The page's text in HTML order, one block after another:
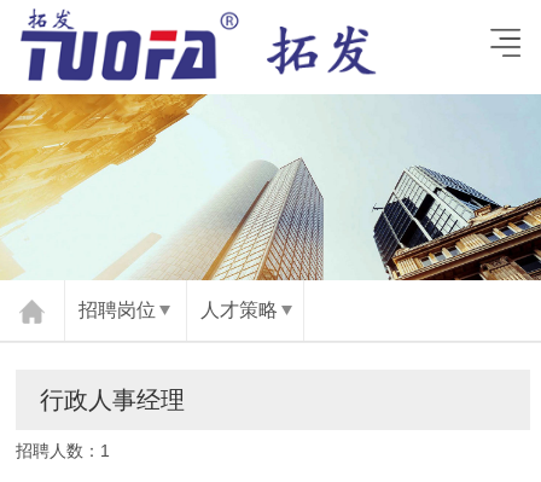
招聘岗位 人才策略
行政人事经理
招聘人数： 1